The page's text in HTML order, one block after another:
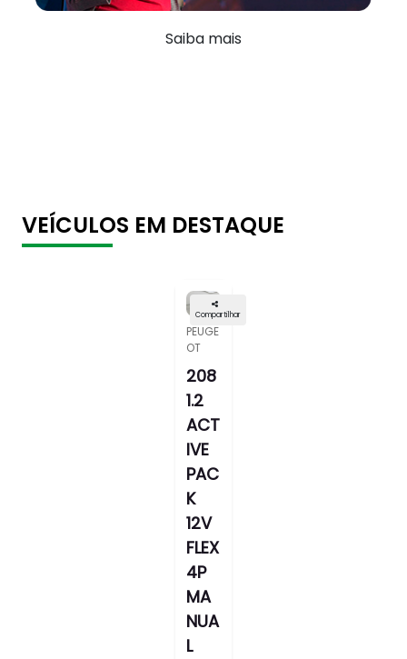
Saiba mais
VEÍCULOS EM DESTAQUE
Compartilhar
PEUGE
OT
208
1.2
ACT
IVE
PAC
K
12V
FLEX
4P
MA
NUA
L